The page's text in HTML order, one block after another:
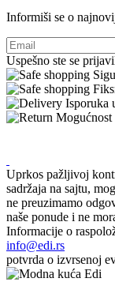
Informiši se o
Uspešno ste se
Isporuka
Mogućnost
Uprkos pažljivoj
sadržaja na sajtu,
ne preuzimamo
naše ponude i ne
Informacije o
info@edi.rs
potvrda o izvrsenoj